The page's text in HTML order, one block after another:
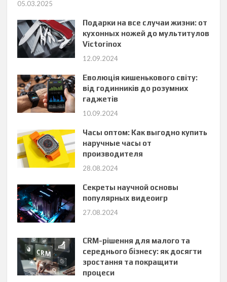
05.03.2025
Подарки на все случаи жизни: от
кухонных ножей до мультитулов
Victorinox
12.09.2024
Еволюція кишенькового світу:
від годинників до розумних
гаджетів
10.09.2024
Часы оптом: Как выгодно купить
наручные часы от
производителя
28.08.2024
Секреты научной основы
популярных видеоигр
27.08.2024
CRM-рішення для малого та
середнього бізнесу: як досягти
зростання та покращити
процеси